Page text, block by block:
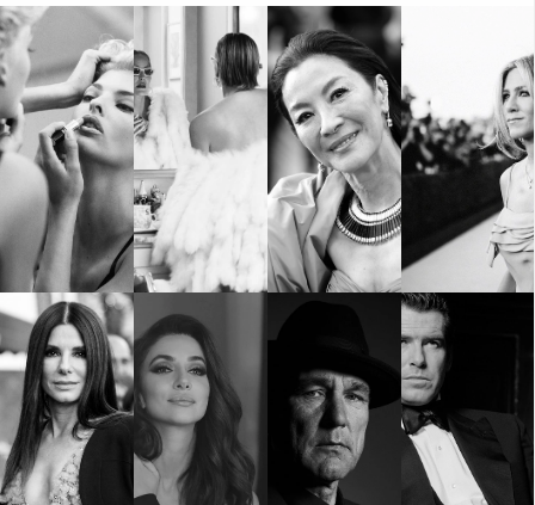
КАТЕГОРИИ
Wine&Dine
Подкасти
Мода
Dialogue
Изкуство
Красота
Цветно
Гурме
Пътувай
Wellness
ЗА НАС
Условия за
ползване
Реклама
Политика за
поверителност
ModerenDom